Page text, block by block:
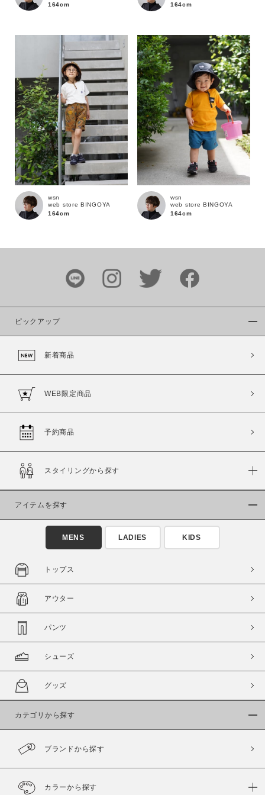
カラー
通常商品
在庫あり
この条件で絞り込む
164cm
164cm
wsn
web store BINGOYA
164cm
wsn
web store BINGOYA
164cm
ピックアップ
新着商品
WEB限定商品
予約商品
スタイリングから探す
アイテムを探す
MENS LADIES KIDS
トップス
アウター
パンツ
シューズ
グッズ
カテゴリから探す
ブランドから探す
カラーから探す